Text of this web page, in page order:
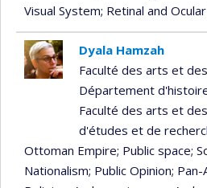
Visual System; Retinal and
Dyala Hamzah
Faculté des arts et
Département
Faculté des arts et
d'études et de
Ottoman Empire; Public space;
Nationalism; Public Opinion; Pan-